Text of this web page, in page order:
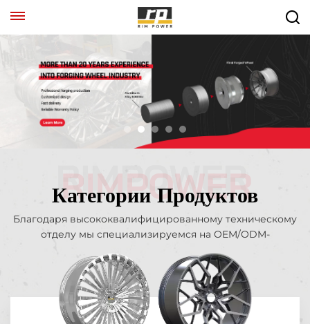
Категории Продуктов
Благодаря высококвалифицированному техническому
отделу мы специализируемся на OEM/ODM-
производстве колес, поставляя прецизионные
цельные, двух-, трехсоставные и с замком колеса,
изготовленные в точном соответствии с вашими
требованиями.